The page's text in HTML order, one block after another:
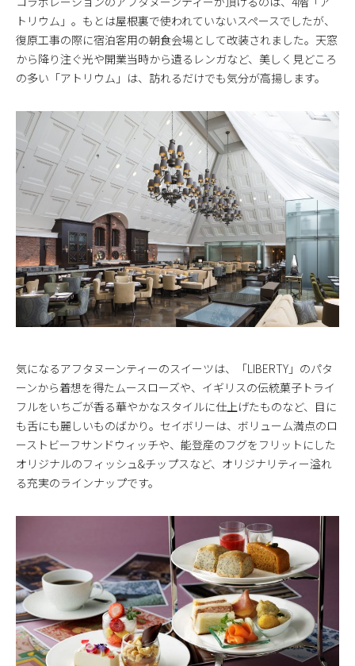
トリウム」。もとは屋根裏で使われていないスペースでしたが、
復原工事の際に宿泊客用の朝食会場として改装されました。天窓
から降り注ぐ光や開業当時から遺るレンガなど、美しく見どころ
の多い「アトリウム」は、訪れるだけでも気分が高揚します。
気になるアフタヌーンティーのスイーツは、「LIBERTY」のパタ
ーンから着想を得たムースローズや、イギリスの伝統菓子トライ
フルをいちごが香る華やかなスタイルに仕上げたものなど、目に
も舌にも麗しいものばかり。セイボリーは、ボリューム満点のロ
ーストビーフサンドウィッチや、能登産のフグをフリットにした
オリジナルのフィッシュ&チップスなど、オリジナリティー溢れ
る充実のラインナップです。